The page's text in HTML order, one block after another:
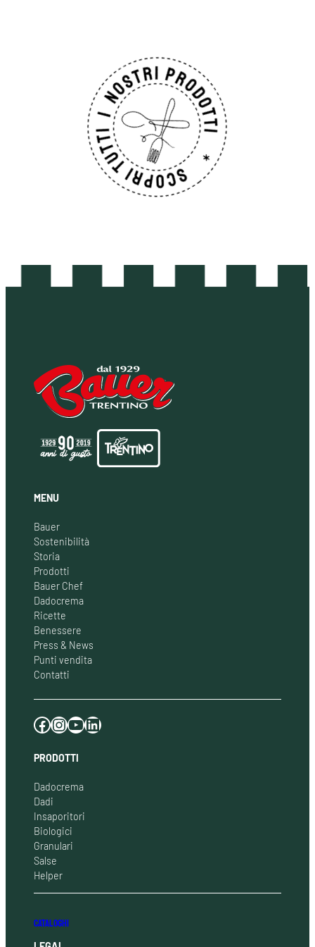
MENU
Bauer
Sostenibilità
Storia
Prodotti
Bauer Chef
Dadocrema
Ricette
Benessere
Press & News
Punti vendita
Contatti
Facebook Instagram YouTube LinkedIn
PRODOTTI
Dadocrema
Dadi
Insaporitori
Biologici
Granulari
Salse
Helper
CATALOGHI